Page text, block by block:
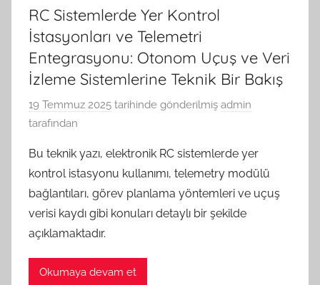
RC Sistemlerde Yer Kontrol
İstasyonları ve Telemetri
Entegrasyonu: Otonom Uçuş ve Veri
İzleme Sistemlerine Teknik Bir Bakış
19 Temmuz 2025 tarihinde gönderilmiş admin
tarafından
Bu teknik yazı, elektronik RC sistemlerde yer
kontrol istasyonu kullanımı, telemetry modülü
bağlantıları, görev planlama yöntemleri ve uçuş
verisi kaydı gibi konuları detaylı bir şekilde
açıklamaktadır.
Okumaya devam et